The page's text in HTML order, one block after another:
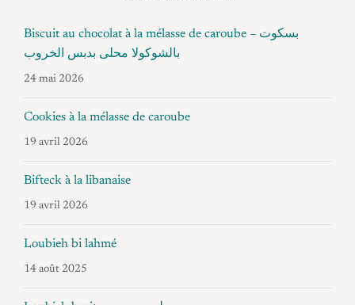
Biscuit au chocolat à la mélasse de caroube – بسكوت
بالشوكولا محلى بدبس الخروب
24 mai 2026
Cookies à la mélasse de caroube
19 avril 2026
Bifteck à la libanaise
19 avril 2026
Loubieh bi lahmé
14 août 2025